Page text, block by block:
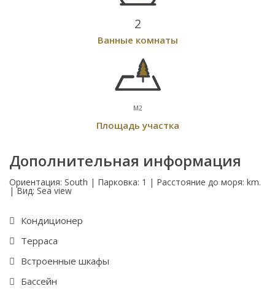
2
Ванные комнаты
M2
Площадь участка
Дополнительная информация
Ориентация: South | Парковка: 1 | Расстояние до моря: km.
| Вид: Sea view
Кондиционер
Терраса
Встроенные шкафы
Бассейн